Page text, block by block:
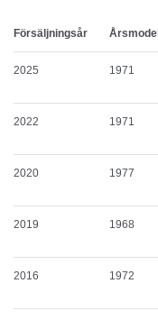
Försäljningsår Årsmodell
2025 1971
2022 1971
2020 1977
2019 1968
2016 1972